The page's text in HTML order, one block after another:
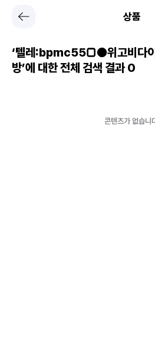
상품
‘텔레:bpmc55□●위고비다이
방’에 대한 전체 검색 결과0
콘텐츠가 없습니